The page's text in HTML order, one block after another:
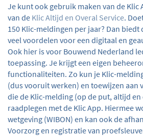
Je kunt ook gebruik maken van de Klic
van de Klic Altijd en Overal Service.
150 Klic-meldingen per jaar? Dan
veel voordelen voor een digitaal en
Ook hier is voor Bouwend Nederland
toepassing. Je krijgt een eigen
functionaliteiten. Zo kun je Klic-
(dus vooruit werken) en toewijzen aan
die de Klic-melding (op de put, altijd
raadplegen met de Klic App. Hiermee
wetgeving (WIBON) en kan ook de
Voorzorg en registratie van